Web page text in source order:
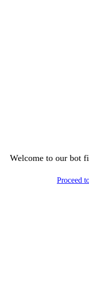
Welcome to our bot
Proceed